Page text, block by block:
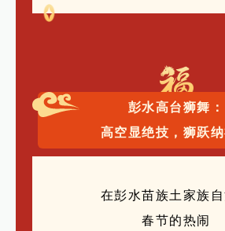
彭水高台狮舞：
高空显绝技，狮跃
在彭水苗族土家族
春节的热闹